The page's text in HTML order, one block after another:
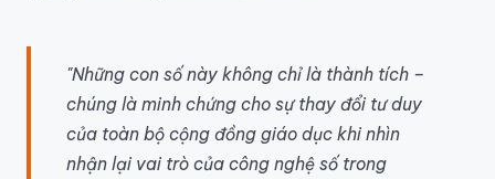
"Những con số này không chỉ là thành tích –
chúng là minh chứng cho sự thay đổi tư duy
của toàn bộ cộng đồng giáo dục khi nhìn
nhận lại vai trò của công nghệ số trong